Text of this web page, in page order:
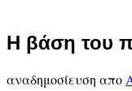
Η βάση του
αναδημοσίευση απο